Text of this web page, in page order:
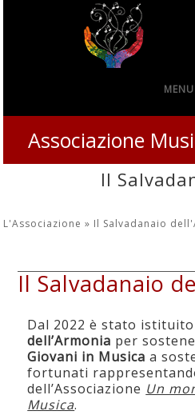
MENU
Associazione
Il
L'Associazione » Il Salvadanaio
Il Salvadanaio
Dal 2022 è stato istituito
dell’Armonia per
Giovani in Musica a
fortunati
dell’Associazione Un
Musica.